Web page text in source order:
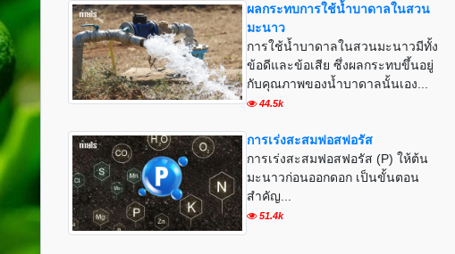
ผลกระทบการใช้น้ำบาดาลในสวน
มะนาว
การใช้น้ำบาดาลในสวนมะนาวมีทั้ง
ข้อดีและข้อเสีย ซึ่งผลกระทบขึ้นอยู่
กับคุณภาพของน้ำบาดาลนั้นเอง...
44.5k
การเร่งสะสมฟอสฟอรัส
การเร่งสะสมฟอสฟอรัส (P) ให้ต้น
มะนาวก่อนออกดอก เป็นขั้นตอน
สำคัญ...
51.4k